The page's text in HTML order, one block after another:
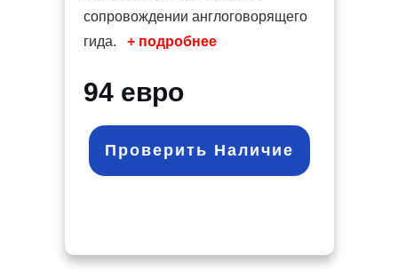
сопровождении англоговорящего
гида. + подробнее
94 евро
Проверить Наличие